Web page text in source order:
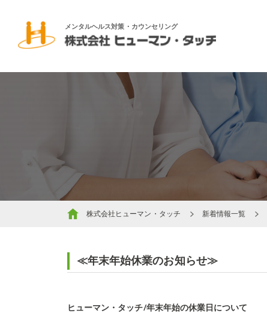
メンタルヘルス対策・カウンセリング
株式会社ヒューマン・タッチ 新着情報一覧
≪年末年始休業のお知らせ≫
ヒューマン・タッチ/年末年始の休業日について